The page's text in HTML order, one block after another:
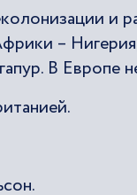
и
–
В Европе